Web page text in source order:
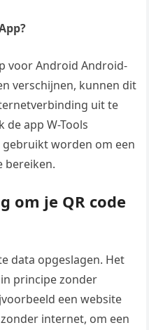
voor Android Android-
verschijnen, kunnen dit
uit te
de app W-Tools
gebruikt worden om een
bereiken.
om je QR code
data opgeslagen. Het
principe zonder
een website
internet, om een